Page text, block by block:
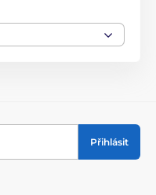
náhrdelníky, které se
Vše je uloženo v
s horním úchytem.
Přihlásit